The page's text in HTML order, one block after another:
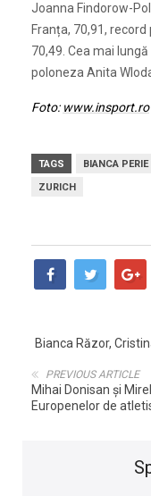
Joanna Findorow-
Franța, 70,91,
70,49. Cea mai
poloneza Anita
Foto: www.insport.ro
TAGS BIANCA PERIE
ZURICH
Bianca Răzor,
PREVIOUS ARTICLE
Mihai Donisan și
Europenelor de